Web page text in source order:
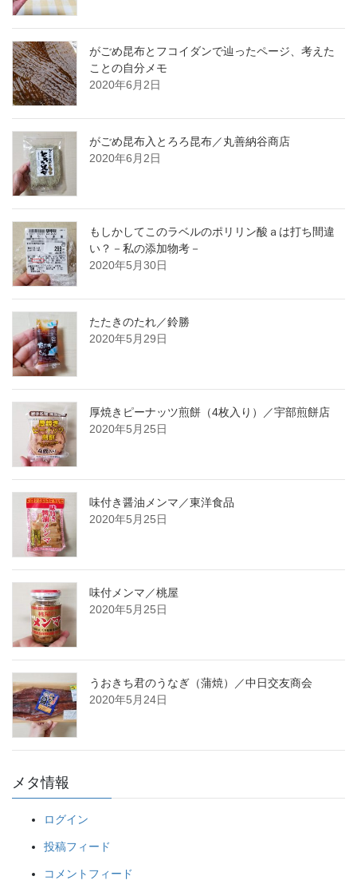
がごめ昆布とフコイダンで辿ったページ、考えた
ことの自分メモ
2020年6月2日
がごめ昆布入とろろ昆布／丸善納谷商店
2020年6月2日
もしかしてこのラベルのポリリン酸ａは打ち間違
い？－私の添加物考－
2020年5月30日
たたきのたれ／鈴勝
2020年5月29日
厚焼きピーナッツ煎餅（4枚入り）／宇部煎餅店
2020年5月25日
味付き醤油メンマ／東洋食品
2020年5月25日
味付メンマ／桃屋
2020年5月25日
うおきち君のうなぎ（蒲焼）／中日交友商会
2020年5月24日
メタ情報
ログイン
投稿フィード
コメントフィード